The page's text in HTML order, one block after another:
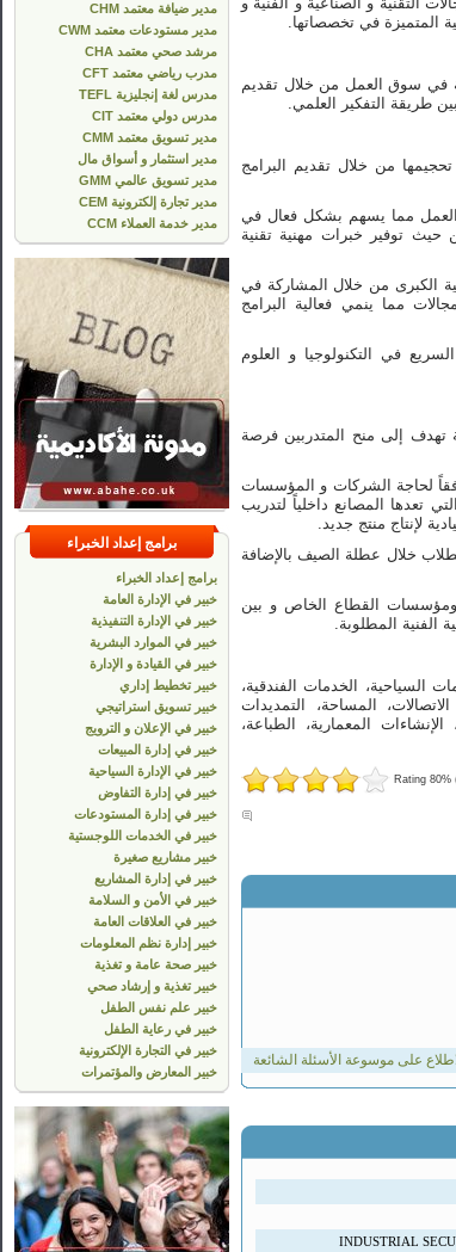
مدير ضيافة معتمد CHM
مدير مستودعات معتمد CWM
مرشد صحي معتمد CHA
مدرب رياضي معتمد CFT
مدرس لغة إنجليزية TEFL
مدرس دولي معتمد CIT
مدير تسويق معتمد CMM
مدير استثمار و أسواق مال
مدير تسويق عالمي GMM
مدير تجارة إلكترونية CEM
مدير خدمة العملاء CCM
برامج إعداد الخبراء
برامج إعداد الخبراء
خبير في الإدارة العامة
خبير في الإدارة التنفيذية
خبير في الموارد البشرية
خبير في القيادة و الإدارة
خبير تخطيط إداري
خبير تسويق استراتيجي
خبير في الإعلان و الترويج
خبير في إدارة المبيعات
خبير في الإدارة السياحية
خبير في إدارة التفاوض
خبير في إدارة المستودعات
خبير في الخدمات اللوجستية
خبير مشاريع صغيرة
خبير في إدارة المشاريع
خبير في الأمن و السلامة
خبير في العلاقات العامة
خبير إدارة نظم المعلومات
خبير صحة عامة و تغذية
خبير تغذية و إرشاد صحي
خبير علم نفس الطفل
خبير في رعاية الطفل
خبير في التجارة الإلكترونية
خبير المعارض والمؤتمرات
المتميزة في تخصصاتها.
في سوق العمل من خلال تقديم
طريقة التفكير العلمي.
من خلال تقديم البرامج
العمل مما يسهم بشكل فعال في
من حيث توفير خبرات مهنية تقنية
الكبرى من خلال المشاركة في
مما ينمي فعالية البرامج
في التكنولوجيا و العلوم
تهدف إلى منح المتدربين فرصة
لحاجة الشركات و المؤسسات
تعدها المصانع داخلياً لتدريب
لإنتاج منتج جديد.
خلال عطلة الصيف بالإضافة
ومؤسسات القطاع الخاص و بين
الفنية المطلوبة.
السياحية، الخدمات الفندقية،
الاتصالات، المساحة، التمديدات
المعمارية، الطباعة،
Rating 80%
على موسوعة الأسئلة الشائعة
INDUSTRIAL